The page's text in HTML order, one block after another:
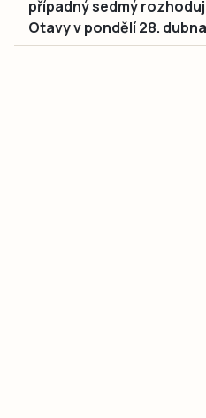
případný sedmý
Otavy v pondělí 28.